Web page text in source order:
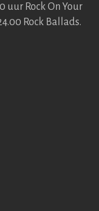
uur Rock On Your
Rock Bal­lads.